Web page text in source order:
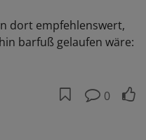
dort empfehlenswert,
barfuß gelaufen wäre:
0